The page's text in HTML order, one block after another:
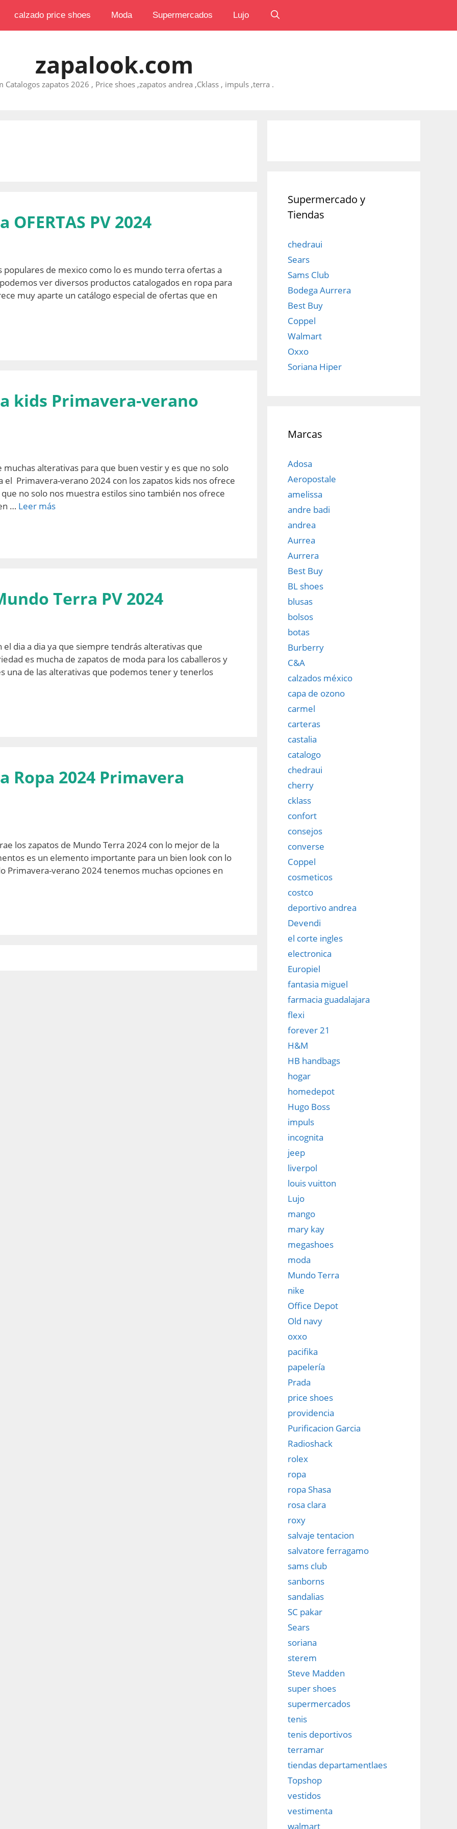
calzado price shoes Moda Supermercados Lujo
zapalook.com
Catalogos zapatos 2026 , Price shoes ,zapatos andrea ,Cklass , impuls ,terra .
PV 2024
populares de mexico como lo es mundo terra ofertas a
ver diversos productos catalogados en ropa para
muy aparte un catálogo especial de ofertas que en
kids Primavera-verano
alterativas para que buen vestir y es que no solo
Primavera-verano 2024 con los zapatos kids nos ofrece
no solo nos muestra estilos sino también nos ofrece
… Leer más
Terra PV 2024
dia a dia ya que siempre tendrás alterativas que
es mucha de zapatos de moda para los caballeros y
una de las alterativas que podemos tener y tenerlos
Ropa 2024 Primavera
los zapatos de Mundo Terra 2024 con lo mejor de la
es un elemento importante para un bien look con lo
Primavera-verano 2024 tenemos muchas opciones en
Supermercado y
Tiendas
chedraui
Sears
Sams Club
Bodega Aurrera
Best Buy
Coppel
Walmart
Oxxo
Soriana Hiper
Marcas
Adosa
Aeropostale
amelissa
andre badi
andrea
Aurrea
Aurrera
Best Buy
BL shoes
blusas
bolsos
botas
Burberry
C&A
calzados méxico
capa de ozono
carmel
carteras
castalia
catalogo
chedraui
cherry
cklass
confort
consejos
converse
Coppel
cosmeticos
costco
deportivo andrea
Devendi
el corte ingles
electronica
Europiel
fantasia miguel
farmacia guadalajara
flexi
forever 21
H&M
HB handbags
hogar
homedepot
Hugo Boss
impuls
incognita
jeep
liverpol
louis vuitton
Lujo
mango
mary kay
megashoes
moda
Mundo Terra
nike
Office Depot
Old navy
oxxo
pacifika
papelería
Prada
price shoes
providencia
Purificacion Garcia
Radioshack
rolex
ropa
ropa Shasa
rosa clara
roxy
salvaje tentacion
salvatore ferragamo
sams club
sanborns
sandalias
SC pakar
Sears
soriana
sterem
Steve Madden
super shoes
supermercados
tenis
tenis deportivos
terramar
tiendas departamentlaes
Topshop
vestidos
vestimenta
walmart